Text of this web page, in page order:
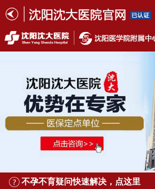
不孕不育疑问快速解决，点这里